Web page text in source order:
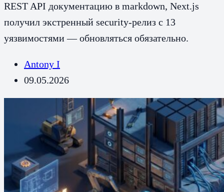
REST API документацию в markdown, Next.js
получил экстренный security-релиз с 13
уязвимостями — обновляться обязательно.
Antony I
09.05.2026